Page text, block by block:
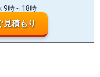
9時～18時
見積もり